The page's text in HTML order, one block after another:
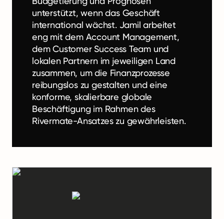
unterstützt, wenn das Geschäft
international wächst. Jamil arbeitet
eng mit dem Account Management,
dem Customer Success Team und
lokalen Partnern im jeweiligen Land
zusammen, um die Finanzprozesse
reibungslos zu gestalten und eine
konforme, skalierbare globale
Beschäftigung im Rahmen des
Rivermate-Ansatzes zu gewährleisten.